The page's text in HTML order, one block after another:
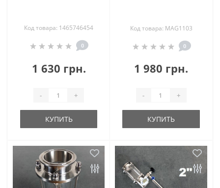
Код товара: 1465746454
0
1 630 грн.
- +
КУПИТЬ
Код товара: MAG1103
0
1 980 грн.
- +
КУПИТЬ